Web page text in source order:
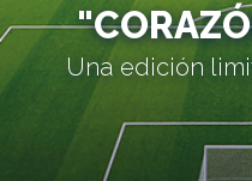
Una edición